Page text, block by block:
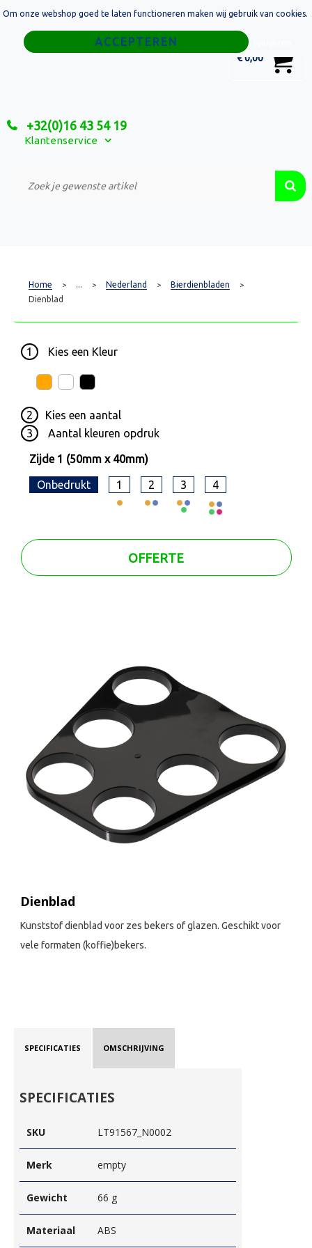
€ 0,00
+32(0)16 43 54 19
Klantenservice
Home
Relatiegeschenken
Custom Made Projecten
Home > ... > Nederland > Bierdienbladen >
Dienblad
1 Kies een Kleur
2 Kies een aantal
3
Aantal kleuren opdruk
Zijde 1 (50mm x 40mm)
Onbedrukt 1 2 3 4
OFFERTE
Dienblad
Kunststof dienblad voor zes bekers of glazen. Geschikt voor
vele formaten (koffie)bekers.
SPECIFICATIES OMSCHRIJVING
SPECIFICATIES
SKU LT91567_N0002
Merk empty
Gewicht 66 g
Materiaal ABS
Om onze webshop goed te laten functioneren maken wij gebruik van cookies.